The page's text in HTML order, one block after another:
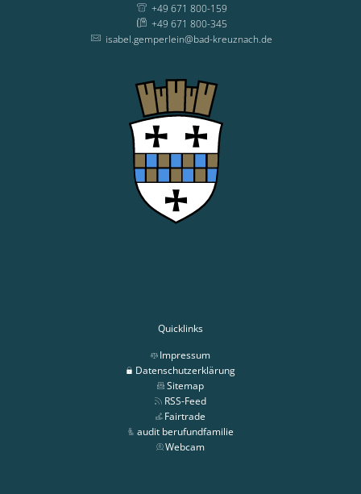
+49 671 800-159
+49 671 800-345
isabel.gemperlein@bad-kreuznach.de
Quicklinks
Impressum
Datenschutzerklärung
Sitemap
RSS-Feed
Fairtrade
audit berufundfamilie
Webcam